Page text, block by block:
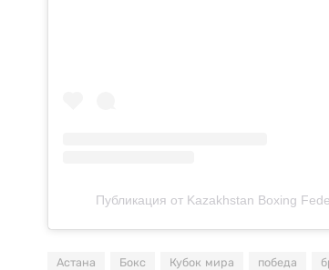
Публикация от Kazakhstan Boxing
Астана Бокс Кубок мира победа